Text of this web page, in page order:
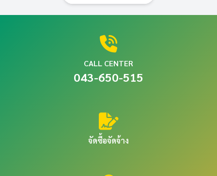
CALL CENTER
043-650-515
จัดซื้อจัดจ้าง